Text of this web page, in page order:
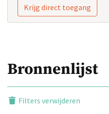
Krijg direct toegang
Bronnenlijst
Filters verwijderen